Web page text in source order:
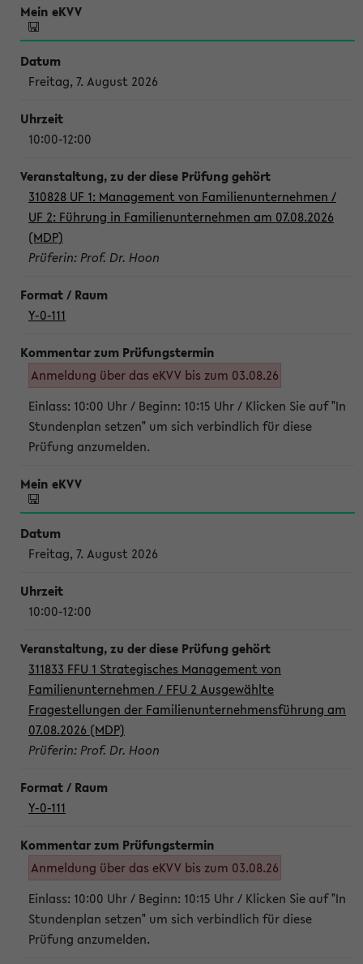
Freitag, 7. August 2026
10:00-12:00
310828 UF 1: Management von Familienunternehmen /
UF 2: Führung in Familienunternehmen am 07.08.2026
(MDP)
Prüferin: Prof. Dr. Hoon
Y-0-111
Anmeldung über das eKVV bis zum 03.08.26
Einlass: 10:00 Uhr / Beginn: 10:15 Uhr / Klicken Sie auf "In
Stundenplan setzen" um sich verbindlich für diese
Prüfung anzumelden.
Freitag, 7. August 2026
10:00-12:00
311833 FFU 1 Strategisches Management von
Familienunternehmen / FFU 2 Ausgewählte
Fragestellungen der Familienunternehmensführung am
07.08.2026 (MDP)
Prüferin: Prof. Dr. Hoon
Y-0-111
Anmeldung über das eKVV bis zum 03.08.26
Einlass: 10:00 Uhr / Beginn: 10:15 Uhr / Klicken Sie auf "In
Stundenplan setzen" um sich verbindlich für diese
Prüfung anzumelden.